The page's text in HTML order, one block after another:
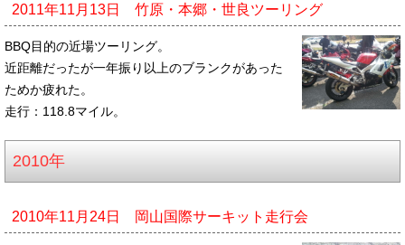
2011年11月13日 竹原・本郷・世良ツーリング
BBQ目的の近場ツーリング。
近距離だったが一年振り以上のブランクがあった
ためか疲れた。
走行：118.8マイル。
2010年
2010年11月24日 岡山国際サーキット走行会